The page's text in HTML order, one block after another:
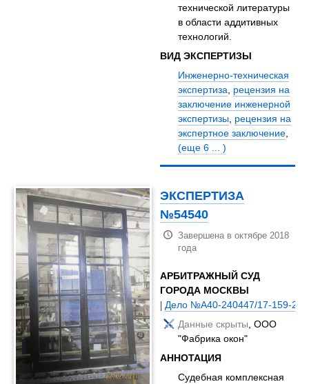
технической литературы
в области аддитивных
технологий.
ВИД ЭКСПЕРТИЗЫ
Инженерно-техническая
экспертиза, рецензия на
заключение инженерной
экспертизы, рецензия на
экспертное заключение,
(еще 6 ... )
ЭКСПЕРТИЗА
№54540
Завершена в октябре 2018
года
АРБИТРАЖНЫЙ СУД
ГОРОДА МОСКВЫ
|Дело №А40-240447/17-159-
Данные скрыты, ООО
"Фабрика окон"
АННОТАЦИЯ
Судебная комплексная